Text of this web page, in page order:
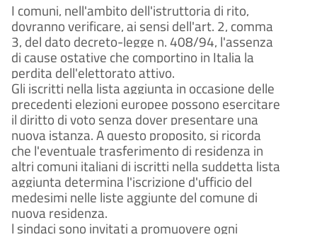
I comuni, nell'ambito dell'istruttoria di rito,
dovranno verificare, ai sensi dell'art. 2, comma
3, del dato decreto-legge n. 408/94, l'assenza
di cause ostative che comportino in Italia la
perdita dell'elettorato attivo.
Gli iscritti nella lista aggiunta in occasione delle
precedenti elezioni europee possono esercitare
il diritto di voto senza dover presentare una
nuova istanza. A questo proposito, si ricorda
che l'eventuale trasferimento di residenza in
altri comuni italiani di iscritti nella suddetta lista
aggiunta determina l'iscrizione d'ufficio del
medesimi nelle liste aggiunte del comune di
nuova residenza.
l sindaci sono invitati a promuovere ogni